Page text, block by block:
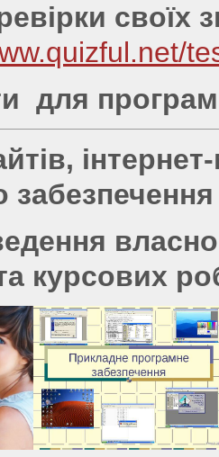
своїх
для
курсових